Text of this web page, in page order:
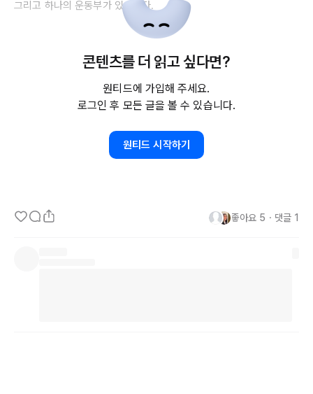
그리고 하나의 운동부가 있습니다.
이 선수가 자꾸 실수를 하니, 눈에 밟혀 자세를 봐주기 시작합니다.
하나 둘, 이제 자세를 봐주어 못하던 선수가 필요한 능력까지 성장하
콘텐츠를 더 읽고 싶다면?
원티드에 가입해 주세요.
로그인 후 모든 글을 볼 수 있습니다.
원티드 시작하기
좋아요 5 ・ 댓글 1